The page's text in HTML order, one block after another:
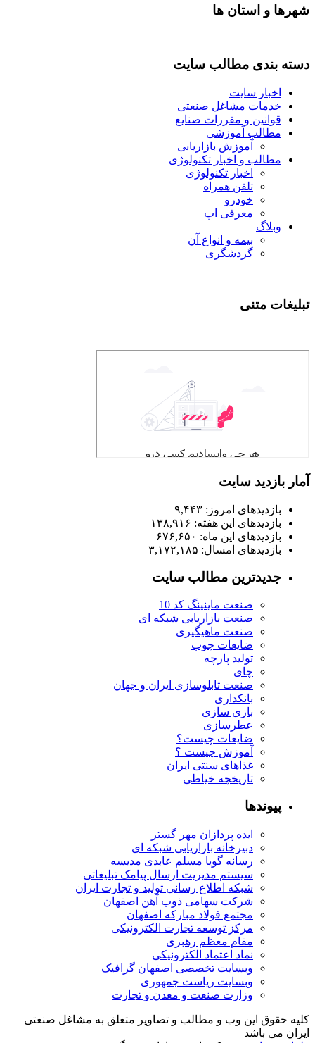
شهرها و استان ها
دسته بندی مطالب سایت
اخبار سایت
خدمات مشاغل صنعتی
قوانین و مقررات صنایع
مطالب آموزشی
آموزش بازاریابی
مطالب و اخبار تکنولوژی
اخبار تکنولوژی
تلفن همراه
خودرو
معرفی اپ
وبلاگ
بیمه و انواع آن
گردشگری
تبلیغات متنی
آمار بازدید سایت
بازدیدهای امروز: ۹,۴۴۳
بازدیدهای این هفته: ۱۳۸,۹۱۶
بازدیدهای این ماه: ۶۷۶,۶۵۰
بازدیدهای امسال: ۳,۱۷۲,۱۸۵
جدیدترین مطالب سایت
صنعت ماینینگ کد 10
صنعت بازاریابی شبکه ای
صنعت ماهیگیری
ضایعات چوب
تولید پارچه
چای
صنعت تابلوسازی ایران و جهان
بانکداری
بازی سازی
عطرسازی
ضایعات چیست؟
آموزش چیست ؟
غذاهای سنتی ایران
تاریخچه خیاطی
پیوندها
ایده پردازان مهر گستر
دبیرخانه بازاریابی شبکه ای
رسانه گویا مسلم عابدی مدیسه
سیستم مدیریت ارسال پیامک تبلیغاتی
شبکه اطلاع رسانی تولید و تجارت ایران
شرکت سهامی ذوب آهن اصفهان
مجتمع فولاد مبارکه اصفهان
مرکز توسعه تجارت الکترونیکی
مقام معظم رهبری
نماد اعتماد الکترونیکی
وبسایت تخصصی اصفهان گرافیک
وبسایت ریاست جمهوری
وزارت صنعت و معدن و تجارت
کلیه حقوق این وب و مطالب و تصاویر متعلق به مشاغل صنعتی
ایران می باشد